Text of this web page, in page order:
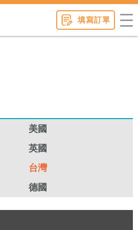
填寫訂單
美國
英國
台灣
德國